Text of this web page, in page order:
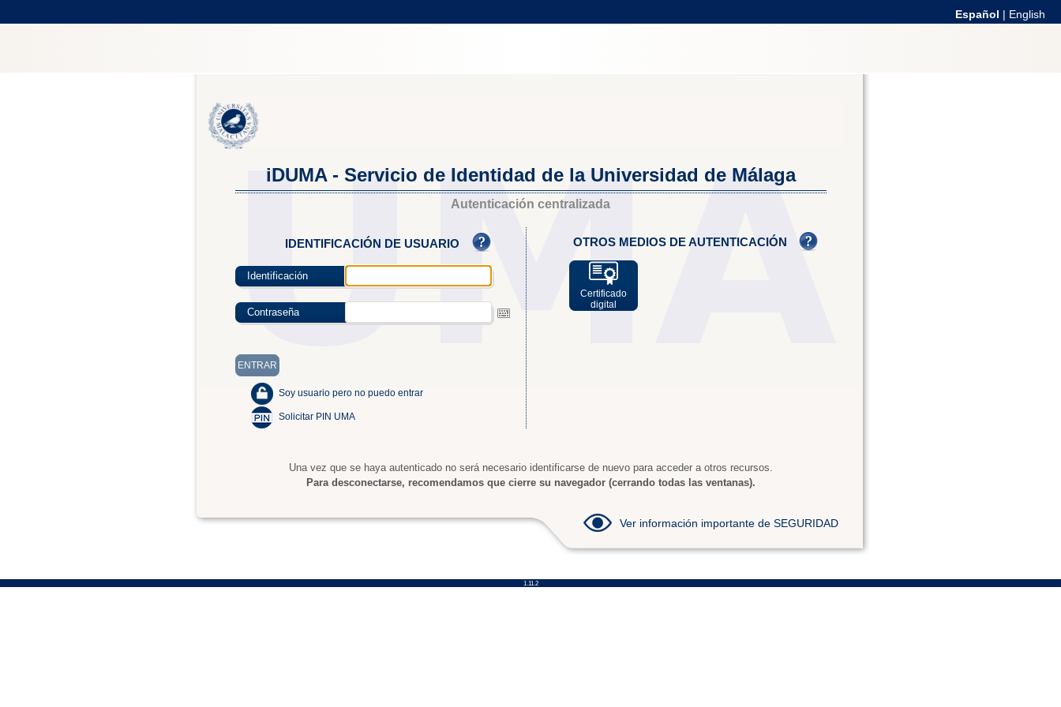
Español | English
iDUMA - Servicio de Identidad de la Universidad de Málaga
Autenticación centralizada
IDENTIFICACIÓN DE USUARIO
Identificación
Contraseña
Soy usuario pero no puedo entrar
Solicitar PIN UMA
OTROS MEDIOS DE AUTENTICACIÓN
Certificado
digital
Una vez que se haya autenticado no será necesario identificarse de nuevo para acceder a otros recursos.
Para desconectarse, recomendamos que cierre su navegador (cerrando todas las ventanas).
Ver información importante de SEGURIDAD
1.11.2